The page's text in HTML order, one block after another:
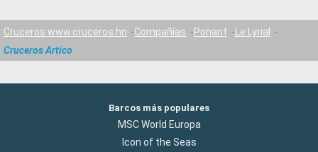
Cruceros www.cruceros.hn Compañías Ponant
Le Lyrial
Cruceros Artico
Barcos más populares
MSC World Europa
Icon of the Seas